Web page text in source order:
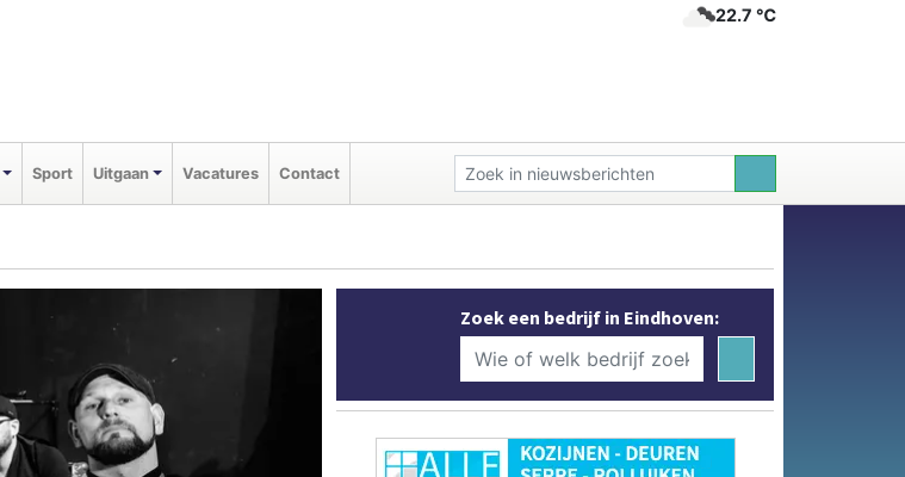
22.7 ℃
Sport Uitgaan Vacatures Contact
Zoek een bedrijf in Eindhoven: